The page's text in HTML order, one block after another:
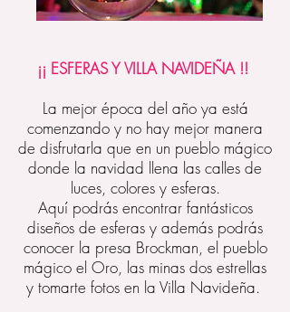
¡¡ ESFERAS Y VILLA NAVIDEÑA !!
La mejor época del año ya está
comenzando y no hay mejor manera
de disfrutarla que en un pueblo mágico
donde la navidad llena las calles de
luces, colores y esferas.
Aquí podrás encontrar fantásticos
diseños de esferas y además podrás
conocer la presa Brockman, el pueblo
mágico el Oro, las minas dos estrellas
y tomarte fotos en la Villa Navideña.